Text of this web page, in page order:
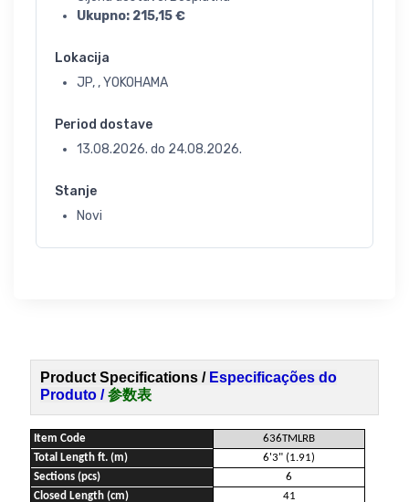
Ukupno: 215,15€
Lokacija
JP, , YOKOHAMA
Period dostave
13.08.2026. do 24.08.2026.
Stanje
Novi